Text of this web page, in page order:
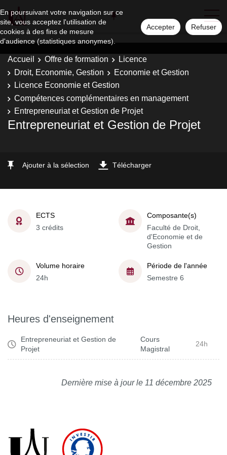
En poursuivant votre navigation sur ce
site, vous acceptez l'utilisation de
cookies à des fins de mesure
d'audience (statistiques anonymes).
Accepter Refuser
Accueil Offre de formation
Licence
Droit, Economie, Gestion
Economie et Gestion
Licence Economie et Gestion
Compétences complémentaires en management
Entrepreneuriat et Gestion de Projet
Entrepreneuriat et Gestion de Projet
Ajouter à la sélection Télécharger
ECTS
3 crédits
Composante(s)
Faculté de Droit,
d'Economie et de
Gestion
Volume horaire
24h
Période de l'année
Semestre 6
Heures d'enseignement
Entrepreneuriat et Gestion de
Projet
Cours
Magistral
24h
Dernière mise à jour le 11 décembre 2025